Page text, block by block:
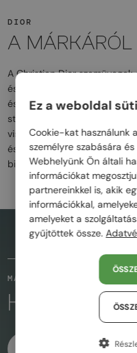
DIOR
A MÁRKÁRÓL
A Christian Dior
és innovatív dizájnját
és a prémium anyagok az
stílust ötvözik. A Dior
viselőiknek, miközben a
és az arany vagy fémes
biztosítanak.
AZ
MARADJUNK KAPCSOLATBAN
KÖVESD A
Ez a weboldal
Cookie-kat használunk
személyre szabására
Webhelyünk Ön általi
információkat
partnereinkkel is, akik
információkkal,
amelyeket a
gyűjtöttek össze.